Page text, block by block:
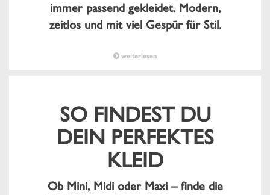
immer passend gekleidet. Modern,
zeitlos und mit viel Gespür für Stil.
weiterlesen
SO FINDEST DU
DEIN PERFEKTES
KLEID
Ob Mini, Midi oder Maxi – finde die